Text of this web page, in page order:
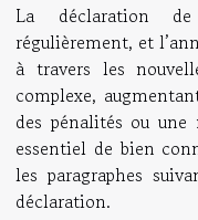
La déclaration de
régulièrement, et
à travers les
complexe,
des pénalités ou
essentiel de bien
les paragraphes
déclaration.